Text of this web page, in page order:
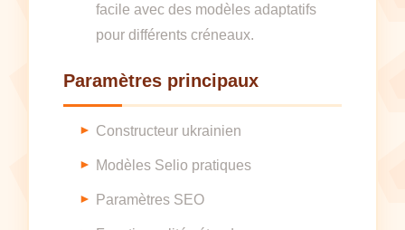
facile avec des modèles adaptatifs
pour différents créneaux.
Paramètres principaux
Constructeur ukrainien
Modèles Selio pratiques
Paramètres SEO